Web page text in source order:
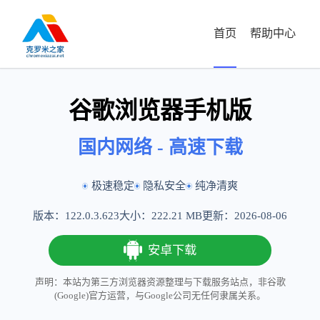
首页 帮助中心
谷歌浏览器手机版
国内网络 - 高速下载
极速稳定 隐私安全 纯净清爽
版本： 122.0.3.623大小： 222.21 MB更新：2026-08-06
安卓下载
声明：本站为第三方浏览器资源整理与下载服务站点，非谷歌
(Google)官方运营，与Google公司无任何隶属关系。